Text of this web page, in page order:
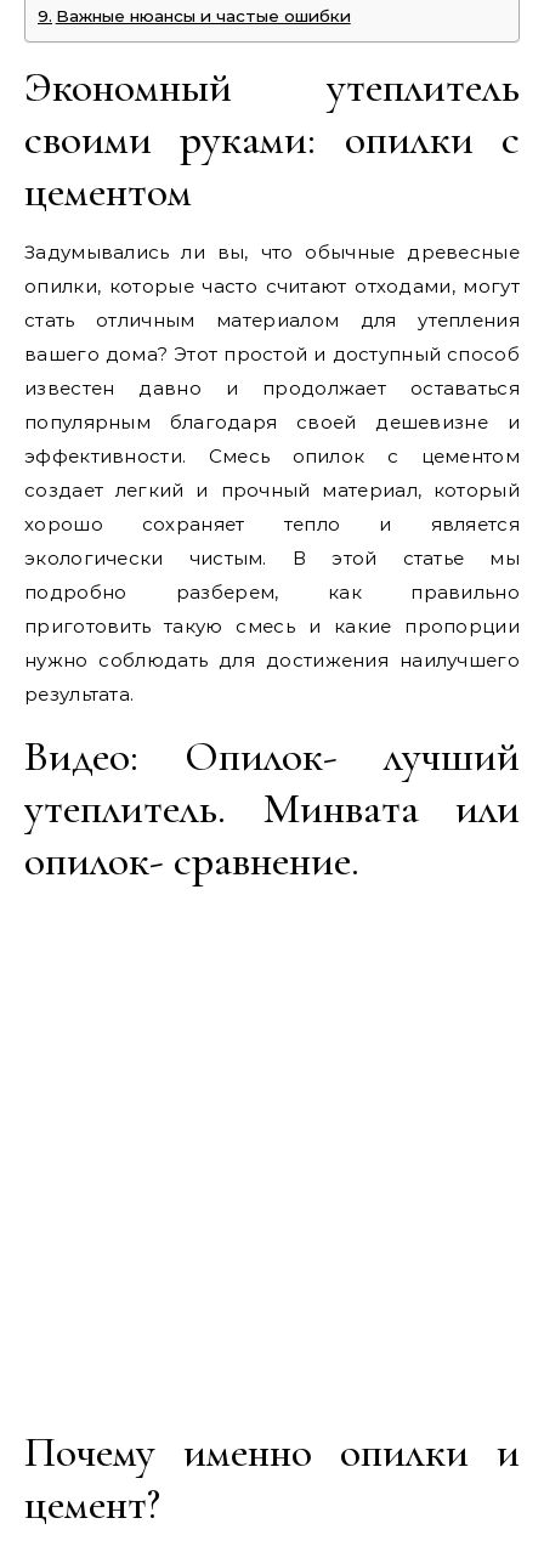
Важные нюансы и частые ошибки
Экономный утеплитель
своими руками: опилки с
цементом
Задумывались ли вы, что обычные древесные
опилки, которые часто считают отходами, могут
стать отличным материалом для утепления
вашего дома? Этот простой и доступный способ
известен давно и продолжает оставаться
популярным благодаря своей дешевизне и
эффективности. Смесь опилок с цементом
создает легкий и прочный материал, который
хорошо сохраняет тепло и является
экологически чистым. В этой статье мы
подробно разберем, как правильно
приготовить такую смесь и какие пропорции
нужно соблюдать для достижения наилучшего
результата.
Видео: Опилок- лучший
утеплитель. Минвата или
опилок- сравнение.
Почему именно опилки и
цемент?